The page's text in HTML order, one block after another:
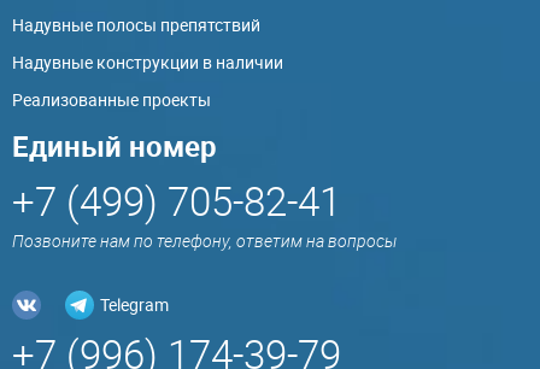
Надувные полосы препятствий
Надувные конструкции в наличии
Реализованные проекты
Единый номер
+7 (499) 705-82-41
Позвоните нам по телефону, ответим на вопросы
Telegram
+7 (996) 174-39-79